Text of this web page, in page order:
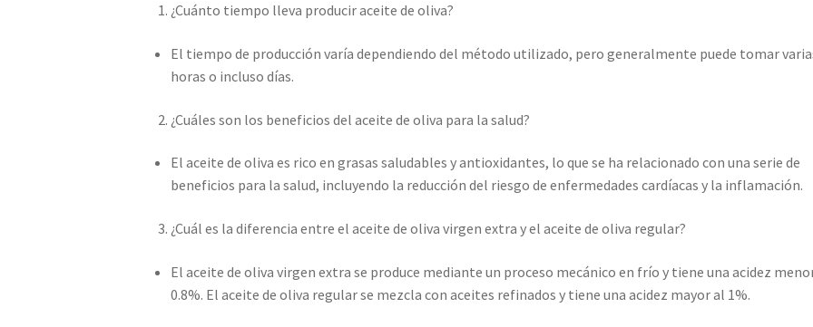
¿Cuánto tiempo lleva producir aceite de oliva?
El tiempo de producción varía dependiendo del método utilizado, pero generalmente puede tomar
horas o incluso días.
¿Cuáles son los beneficios del aceite de oliva para la salud?
El aceite de oliva es rico en grasas saludables y antioxidantes, lo que se ha relacionado con una serie de
beneficios para la salud, incluyendo la reducción del riesgo de enfermedades cardíacas y la inflamación.
¿Cuál es la diferencia entre el aceite de oliva virgen extra y el aceite de oliva regular?
El aceite de oliva virgen extra se produce mediante un proceso mecánico en frío y tiene una acidez
0.8%. El aceite de oliva regular se mezcla con aceites refinados y tiene una acidez mayor al 1%.